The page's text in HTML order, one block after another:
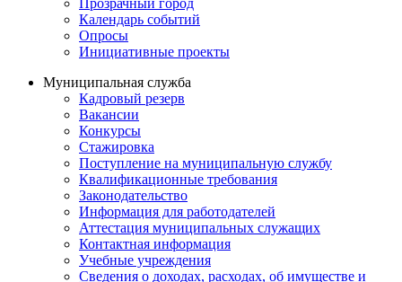
Календарь событий
Опросы
Инициативные проекты
Муниципальная служба
Кадровый резерв
Вакансии
Конкурсы
Стажировка
Поступление на муниципальную службу
Квалификационные требования
Законодательство
Информация для работодателей
Аттестация муниципальных служащих
Контактная информация
Учебные учреждения
Сведения о доходах, расходах, об имуществе и